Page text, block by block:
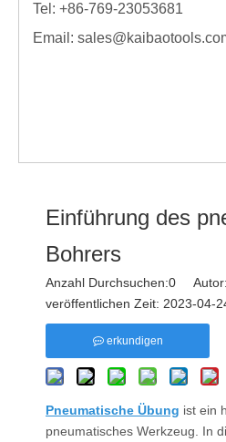
Tel: +86-769-23053681
Email:
Einführung des
Bohrers
Anzahl Durchsuchen:0
veröffentlichen Zeit: 2023-
erkundigen
Pneumatische Übung ist ein
pneumatisches Werkzeug. In